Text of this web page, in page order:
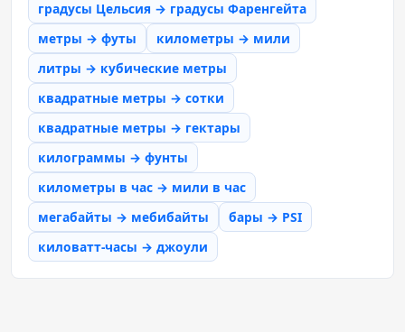
градусы Цельсия → градусы Фаренгейта
метры → футы
километры → мили
литры → кубические метры
квадратные метры → сотки
квадратные метры → гектары
килограммы → фунты
километры в час → мили в час
мегабайты → мебибайты
бары → PSI
киловатт-часы → джоули